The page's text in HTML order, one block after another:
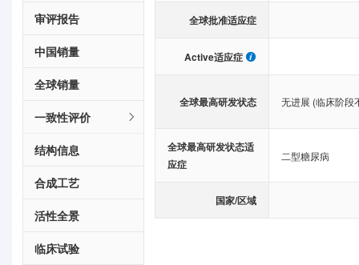
审评报告
中国销量
全球销量
一致性评价
结构信息
合成工艺
活性全景
临床试验
全球批准适应症
Active适应症
全球最高研发状态 无进展 (临床阶段
全球最高研发状态适
应症
二型糖尿病
国家/区域